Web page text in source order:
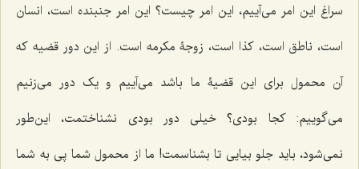
سراغ این امر می‌آییم، این امر چیست؟ این امر جنبنده است، انسان
است، ناطق است، کذا است، زوجۀ مکرمه است. از این دور قضیه که
آن محمول براى این قضیۀ ما باشد مى‌آییم و یک دور مى‌زنیم
می‌گوییم: کجا بودى؟ خیلى دور بودى نشناختمت، این‌طور
نمى‌شود، باید جلو بیایى تا بشناسمت! ما از محمول شما پى به شما